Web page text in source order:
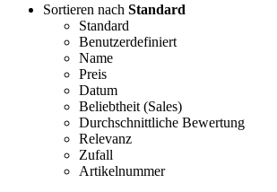
Sortieren nach Standard
Standard
Benutzerdefiniert
Name
Preis
Datum
Beliebtheit (Sales)
Durchschnittliche Bewertung
Relevanz
Zufall
Artikelnummer